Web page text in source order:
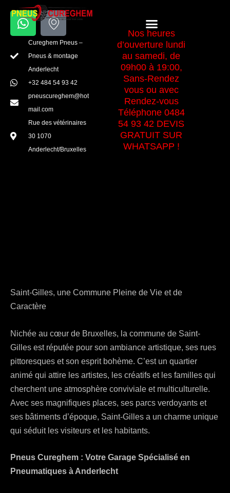
contenu
W
h
a
s
a
p
p
I
c
o
n
-
m
a
p
-
a
Cureghem Pneus –
Pneus & montage
Anderlecht
+32 484 54 93 42
pneuscureghem@hot
mail.com
Rue des vétérinaires
30 1070
Anderlecht/Bruxelles
Menu
Nos heures
d’ouverture lundi
au samedi, de
09h00 à 19:00,
Sans-Rendez
vous ou avec
Rendez-vous
Téléphone 0484
54 93 42 DEVIS
GRATUIT SUR
WHATSAPP !
Saint-Gilles, une Commune Pleine de Vie et de
Caractère
Nichée au cœur de Bruxelles, la commune de Saint-
Gilles est réputée pour son ambiance artistique, ses rues
pittoresques et son esprit bohème. C’est un quartier
animé qui attire les artistes, les créatifs et les familles qui
cherchent une atmosphère conviviale et multiculturelle.
Avec ses magnifiques places, ses parcs verdoyants et
ses bâtiments d’époque, Saint-Gilles a un charme unique
qui séduit les visiteurs et les habitants.
Pneus Cureghem : Votre Garage Spécialisé en
Pneumatiques à Anderlecht